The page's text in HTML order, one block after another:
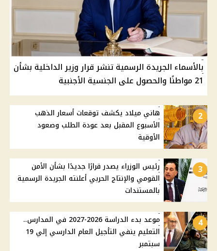
بالأسماء الجريدة الرسمية تنشر قرار وزير الداخلية بشأن
21 مواطنًا والحصول على الجنسية الأجنبية
2
هاني ميلاد يكشف توقعات أسعار الذهب
الأسبوع المقبل بعد عودة الطلب وصعود
الأوقية
3
رئيس الوزراء يصدر قرارًا جديدًا بشأن الأمن
القومي والإنتاج الحربي أعلنته الجريدة الرسمية
بالمستندات
4
موعد بدء الدراسة 2026-2027 في المدارس..
التعليم ينفي التأجيل العام الدارسي إلي 19
سبتمبر